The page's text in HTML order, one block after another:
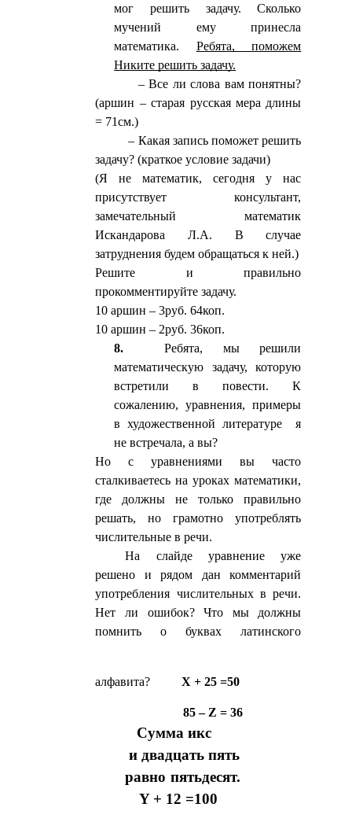
мог решить задачу. Сколько
мучений ему принесла
математика. Ребята, поможем
Никите решить задачу.
– Все ли слова вам понятны?
(аршин – старая русская мера длины
= 71см.)
– Какая запись поможет решить
задачу? (краткое условие задачи)
(Я не математик, сегодня у нас
присутствует консультант,
замечательный математик
Искандарова Л.А. В случае
затруднения будем обращаться к ней.)
Решите и правильно
прокомментируйте задачу.
10 аршин – 3руб. 64коп.
10 аршин – 2руб. 36коп.
8. Ребята, мы решили
математическую задачу, которую
встретили в повести. К
сожалению, уравнения, примеры
в художественной литературе я
не встречала, а вы?
Но с уравнениями вы часто
сталкиваетесь на уроках математики,
где должны не только правильно
решать, но грамотно употреблять
числительные в речи.
На слайде уравнение уже
решено и рядом дан комментарий
употребления числительных в речи.
Нет ли ошибок? Что мы должны
помнить о буквах латинского
алфавита? X + 25 =50
85 – Z = 36
Сумма икс
и двадцать пять
равно пятьдесят.
Y + 12 =100